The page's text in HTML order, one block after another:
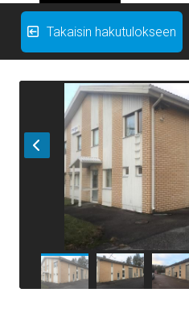
Takaisin hakutulokseen